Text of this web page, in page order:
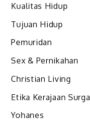
Kualitas Hidup
Tujuan Hidup
Pemuridan
Sex & Pernikahan
Christian Living
Etika Kerajaan Surga
Yohanes